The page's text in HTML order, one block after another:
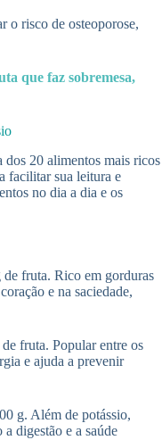
o risco de osteoporose,
que faz sobremesa,
dos 20 alimentos mais ricos
facilitar sua leitura e
no dia a dia e os
fruta. Rico em gorduras
e na saciedade,
fruta. Popular entre os
e ajuda a prevenir
g. Além de potássio,
digestão e a saúde